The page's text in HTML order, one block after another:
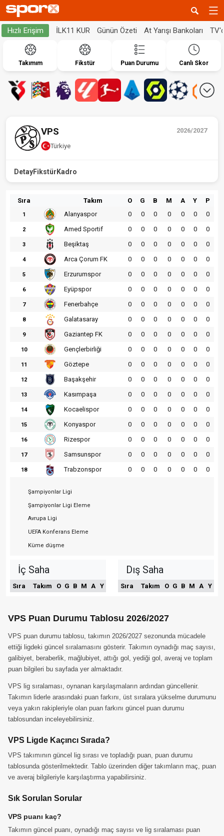
Hızlı Erişim İLK11 KUR Günün Özeti At Yarışı Bankoları
Takımım Fikstür Puan Durumu Canlı Skor
2026/2027
VPS
Türkiye
DetayFikstür Kadro
Sıra Takım O G B M A Y P
1 Alanyaspor 0 0 0 0 0 0 0
2 Amed Sportif 0 0 0 0 0 0 0
3 Beşiktaş 0 0 0 0 0 0 0
4 Arca Çorum FK 0 0 0 0 0 0 0
5 Erzurumspor 0 0 0 0 0 0 0
6 Eyüpspor 0 0 0 0 0 0 0
7 Fenerbahçe 0 0 0 0 0 0 0
8 Galatasaray 0 0 0 0 0 0 0
9 Gaziantep FK 0 0 0 0 0 0 0
10 Gençlerbirliği 0 0 0 0 0 0 0
11 Göztepe 0 0 0 0 0 0 0
12 Başakşehir 0 0 0 0 0 0 0
13 Kasımpaşa 0 0 0 0 0 0 0
14 Kocaelispor 0 0 0 0 0 0 0
15 Konyaspor 0 0 0 0 0 0 0
16 Rizespor 0 0 0 0 0 0 0
17 Samsunspor 0 0 0 0 0 0 0
18 Trabzonspor 0 0 0 0 0 0 0
Şampiyonlar Ligi
Şampiyonlar Ligi Eleme
Avrupa Ligi
UEFA Konferans Eleme
Küme düşme
İç Saha
Sıra Takım O G B M A Y
Dış Saha
Sıra Takım O G B M A Y
VPS Puan Durumu Tablosu 2026/2027
VPS puan durumu tablosu, takımın 2026/2027 sezonunda mücadele
ettiği ligdeki güncel sıralamasını gösterir. Takımın oynadığı maç sayısı,
galibiyet, beraberlik, mağlubiyet, attığı gol, yediği gol, averaj ve toplam
puan bilgileri bu sayfada yer almaktadır.
VPS lig sıralaması, oynanan karşılaşmaların ardından güncellenir.
Takımın liderle arasındaki puan farkını, üst sıralara yükselme durumunu
veya yakın rakipleriyle olan puan farkını güncel puan durumu
tablosundan inceleyebilirsiniz.
VPS Ligde Kaçıncı Sırada?
VPS takımının güncel lig sırası ve topladığı puan, puan durumu
tablosunda gösterilmektedir. Tablo üzerinden diğer takımların maç, puan
ve averaj bilgileriyle karşılaştırma yapabilirsiniz.
Sık Sorulan Sorular
VPS puanı kaç?
Takımın güncel puanı, oynadığı maç sayısı ve lig sıralaması puan